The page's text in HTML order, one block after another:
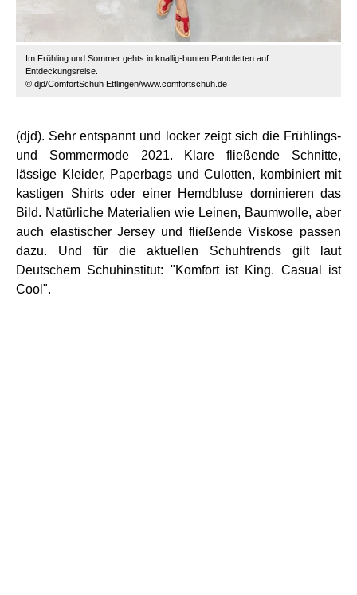
Im Frühling und Sommer gehts in knallig-bunten Pantoletten auf
Entdeckungsreise.
© djd/ComfortSchuh Ettlingen/www.comfortschuh.de
(djd). Sehr entspannt und locker zeigt sich die Frühlings-
und Sommermode 2021. Klare fließende Schnitte,
lässige Kleider, Paperbags und Culotten, kombiniert mit
kastigen Shirts oder einer Hemdbluse dominieren das
Bild. Natürliche Materialien wie Leinen, Baumwolle, aber
auch elastischer Jersey und fließende Viskose passen
dazu. Und für die aktuellen Schuhtrends gilt laut
Deutschem Schuhinstitut: "Komfort ist King. Casual ist
Cool".